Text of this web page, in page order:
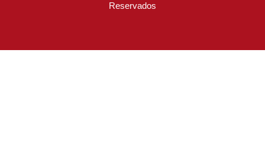
Reservados